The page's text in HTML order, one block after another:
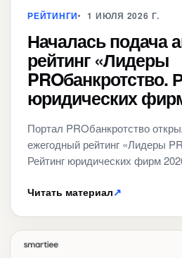
РЕЙТИНГИ 1 ИЮЛЯ 2026 Г.
Началась подача
рейтинг «Лидеры
PROбанкротство.
юридических
Портал PROбанкротство
ежегодный рейтинг «Лидеры
Рейтинг юридических фирм
Читать материал↗